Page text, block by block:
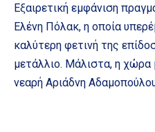
Εξαιρετική εμφάνιση
Ελένη Πόλακ, η οποία
καλύτερη φετινή της
μετάλλιο. Μάλιστα, η χώρα
νεαρή Αριάδνη